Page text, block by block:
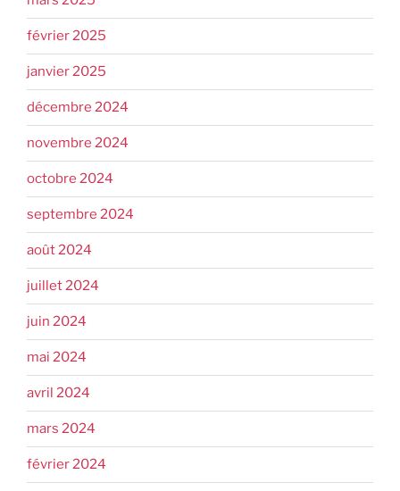
février 2025
janvier 2025
décembre 2024
novembre 2024
octobre 2024
septembre 2024
août 2024
juillet 2024
juin 2024
mai 2024
avril 2024
mars 2024
février 2024